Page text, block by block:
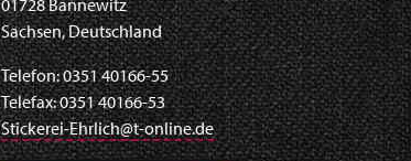
01728 Bannewitz
Sachsen, Deutschland
Telefon: 0351 40166-55
Telefax: 0351 40166-53
Stickerei-Ehrlich@t-online.de